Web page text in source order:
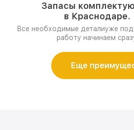
Запасы
в Краснодаре.
Все необходимые деталиуже
работу начинаем
Еще